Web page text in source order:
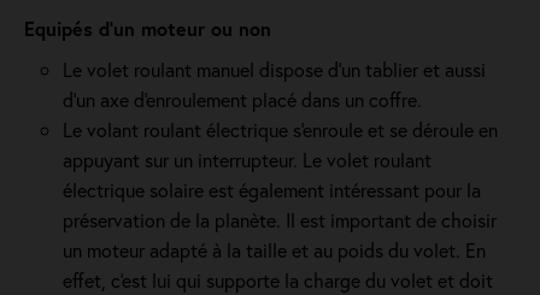
Equipés d'un moteur ou non
Le volet roulant manuel dispose d'un tablier et aussi
d'un axe d'enroulement placé dans un coffre.
Le volant roulant électrique s'enroule et se déroule en
appuyant sur un interrupteur. Le volet roulant
électrique solaire est également intéressant pour la
préservation de la planète. Il est important de choisir
un moteur adapté à la taille et au poids du volet. En
effet, c'est lui qui supporte la charge du volet et doit